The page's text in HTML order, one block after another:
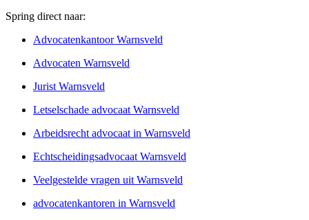
Spring direct naar:
Advocatenkantoor Warnsveld
Advocaten Warnsveld
Jurist Warnsveld
Letselschade advocaat Warnsveld
Arbeidsrecht advocaat in Warnsveld
Echtscheidingsadvocaat Warnsveld
Veelgestelde vragen uit Warnsveld
advocatenkantoren in Warnsveld